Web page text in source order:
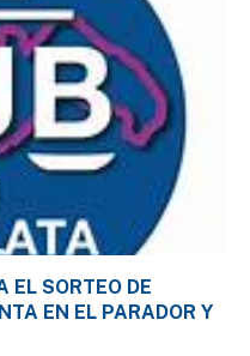
EL SORTEO DE
EN EL PARADOR Y